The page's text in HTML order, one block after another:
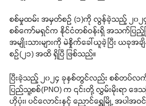
စစ်မှုထမ်း အမှတ်စဉ် (၁)ကို လွန်ခဲ့သည့် ၂၀၂
စစ်ကော်မရှင်က နိုင်ငံတစ်ဝန်းရှိ အသက်ပြ
အမျိုးသားများကို မဲနှိုက်ခေါ်ယူခဲ့ပြီး ယခုအ
စဉ်(၂၁) အထိ ရှိပြီ ဖြစ်သည်။
ပြီးခဲ့သည့် ၂၀၂၄ ခုနှစ်တွင်လည်း စစ်တပ်လ
ပြည်သူ့စစ်(PNO) က ၎င်းတို့ လွှမ်းမိုးရာ ဒ
ဟိုပုံး၊ ပင်လောင်းနှင့် ညောင်ရွှေမြို့ အပါအဝ